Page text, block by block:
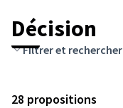
Décision
Filtrer et rechercher
28 propositions